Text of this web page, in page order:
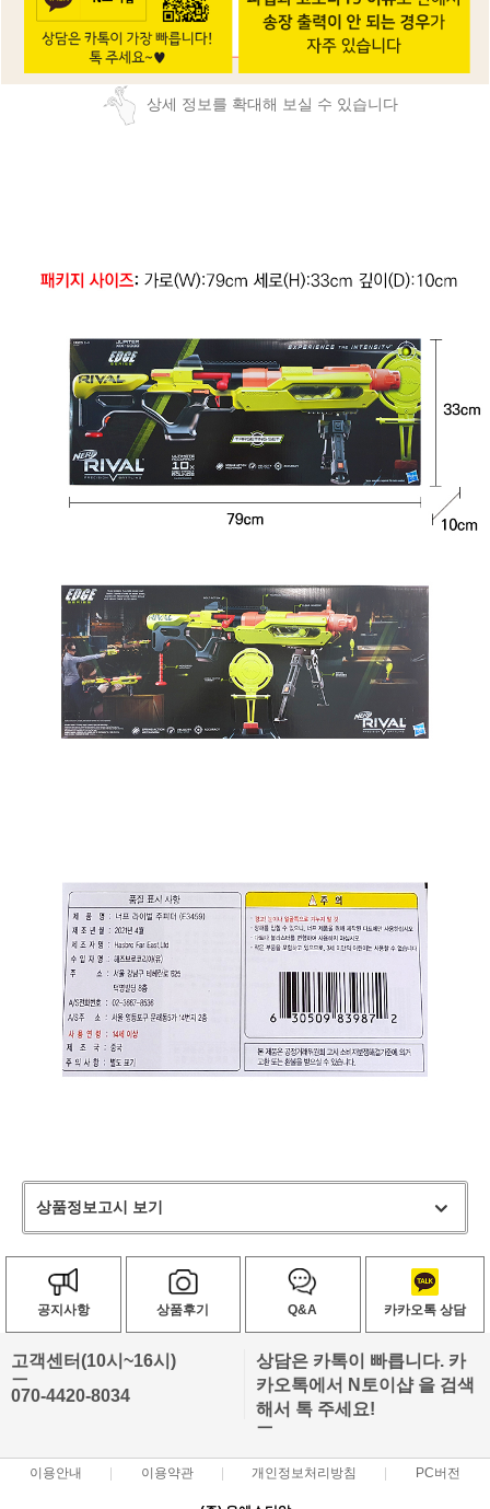
상세 정보를 확대해 보실 수 있습니다
상품정보고시 보기
공지사항 상품후기 Q&A 카카오톡 상담
고객센터(10시~16시)
ㅡ
070-4420-8034
상담은 카톡이 빠릅니다. 카
카오톡에서 N토이샵 을 검색
해서 톡 주세요!
ㅡ
이용안내 이용약관 개인정보처리방침 PC버전